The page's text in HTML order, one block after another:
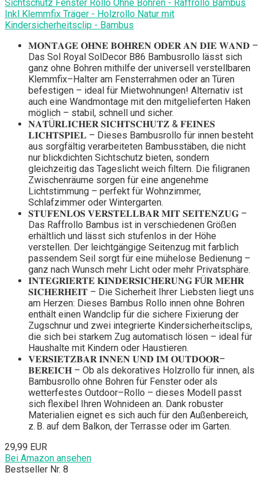
Sichtschutz Fenster Rollo Ohne Bohren - Raffrollo Bambus
Inkl Klemmfix Träger - Holzrollo Natur mit
Kindersicherheitsclip - Bambus
𝐌𝐎𝐍𝐓𝐀𝐆𝐄 𝐎𝐇𝐍𝐄 𝐁𝐎𝐇𝐑𝐄𝐍 𝐎𝐃𝐄𝐑 𝐀𝐍 𝐃𝐈𝐄 𝐖𝐀𝐍𝐃 –
Das Sol Royal SolDecor B86 Bambusrollo lässt sich
ganz ohne Bohren mithilfe der universell verstellbaren
Klemmfix–Halter am Fensterrahmen oder an Türen
befestigen – ideal für Mietwohnungen! Alternativ ist
auch eine Wandmontage mit den mitgelieferten Haken
möglich – stabil, schnell und sicher.
𝐍𝐀𝐓Ü𝐑𝐋𝐈𝐂𝐇𝐄𝐑 𝐒𝐈𝐂𝐇𝐓𝐒𝐂𝐇𝐔𝐓𝐙 & 𝐅𝐄𝐈𝐍𝐄𝐒
𝐋𝐈𝐂𝐇𝐓𝐒𝐏𝐈𝐄𝐋 – Dieses Bambusrollo für innen besteht
aus sorgfältig verarbeiteten Bambusstäben, die nicht
nur blickdichten Sichtschutz bieten, sondern
gleichzeitig das Tageslicht weich filtern. Die filigranen
Zwischenräume sorgen für eine angenehme
Lichtstimmung – perfekt für Wohnzimmer,
Schlafzimmer oder Wintergarten.
𝐒𝐓𝐔𝐅𝐄𝐍𝐋𝐎𝐒 𝐕𝐄𝐑𝐒𝐓𝐄𝐋𝐋𝐁𝐀𝐑 𝐌𝐈𝐓 𝐒𝐄𝐈𝐓𝐄𝐍𝐙𝐔𝐆 –
Das Raffrollo Bambus ist in verschiedenen Größen
erhältlich und lässt sich stufenlos in der Höhe
verstellen. Der leichtgängige Seitenzug mit farblich
passendem Seil sorgt für eine mühelose Bedienung –
ganz nach Wunsch mehr Licht oder mehr Privatsphäre.
𝐈𝐍𝐓𝐄𝐆𝐑𝐈𝐄𝐑𝐓𝐄 𝐊𝐈𝐍𝐃𝐄𝐑𝐒𝐈𝐂𝐇𝐄𝐑𝐔𝐍𝐆 𝐅Ü𝐑 𝐌𝐄𝐇𝐑
𝐒𝐈𝐂𝐇𝐄𝐑𝐇𝐄𝐈𝐓 – Die Sicherheit Ihrer Liebsten liegt uns
am Herzen: Dieses Bambus Rollo innen ohne Bohren
enthält einen Wandclip für die sichere Fixierung der
Zugschnur und zwei integrierte Kindersicherheitsclips,
die sich bei starkem Zug automatisch lösen – ideal für
Haushalte mit Kindern oder Haustieren.
𝐕𝐄𝐑𝐒𝐈𝐄𝐓𝐙𝐁𝐀𝐑 𝐈𝐍𝐍𝐄𝐍 𝐔𝐍𝐃 𝐈𝐌 𝐎𝐔𝐓𝐃𝐎𝐎𝐑–
𝐁𝐄𝐑𝐄𝐈𝐂𝐇 – Ob als dekoratives Holzrollo für innen, als
Bambusrollo ohne Bohren für Fenster oder als
wetterfestes Outdoor–Rollo – dieses Modell passt
sich flexibel Ihren Wohnideen an. Dank robuster
Materialien eignet es sich auch für den Außenbereich,
z. B. auf dem Balkon, der Terrasse oder im Garten.
29,99 EUR
Bei Amazon ansehen
Bestseller Nr. 8